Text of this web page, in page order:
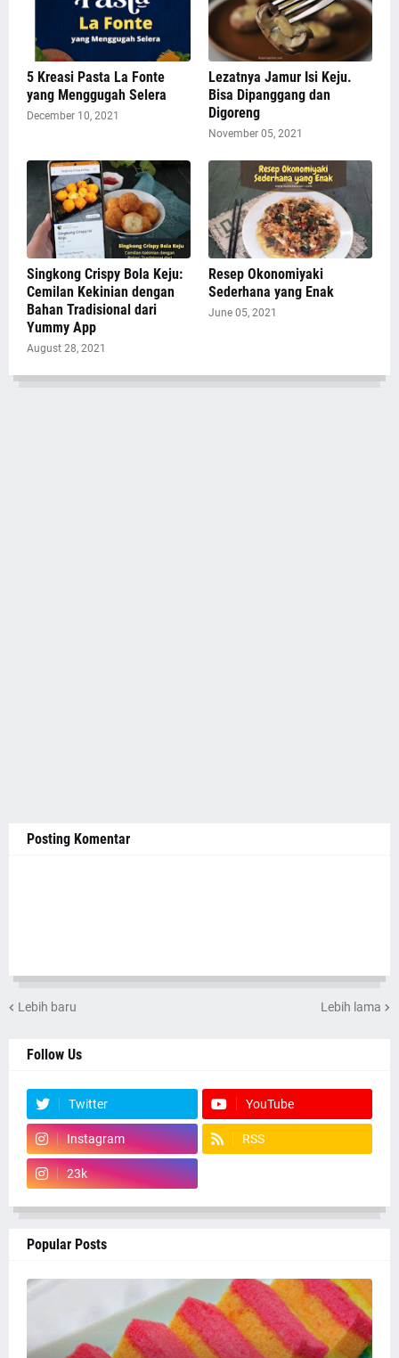
5 Kreasi Pasta La Fonte
yang Menggugah Selera
December 10, 2021
Lezatnya Jamur Isi Keju.
Bisa Dipanggang dan
Digoreng
November 05, 2021
Singkong Crispy Bola Keju:
Cemilan Kekinian dengan
Bahan Tradisional dari
Yummy App
August 28, 2021
Resep Okonomiyaki
Sederhana yang Enak
June 05, 2021
Posting Komentar
Lebih baru Lebih lama
Follow Us
Twitter YouTube
Instagram RSS
23k
Popular Posts